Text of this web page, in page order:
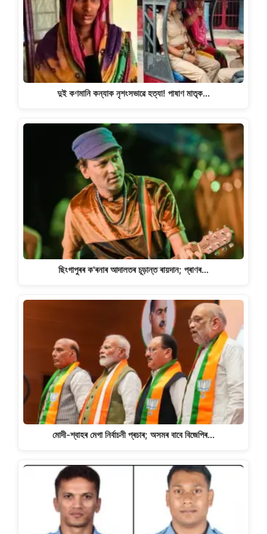
দুই কণমানি কন্যাক নৃশংসভাৱে হত্যা! পাষাণ মাতৃক…
ছিংগাপুৰৰ ক'ৰনাৰ আদালতৰ চূড়ান্ত ৰায়দান; প্ৰাণৰ…
মোদী-শ্বাহৰ মেগা নিৰ্বাচনী প্ৰচাৰ; অসমৰ বাবে বিজেপিৰ…